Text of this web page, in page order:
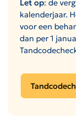
Let op: de
kalenderjaar.
voor een
dan per 1